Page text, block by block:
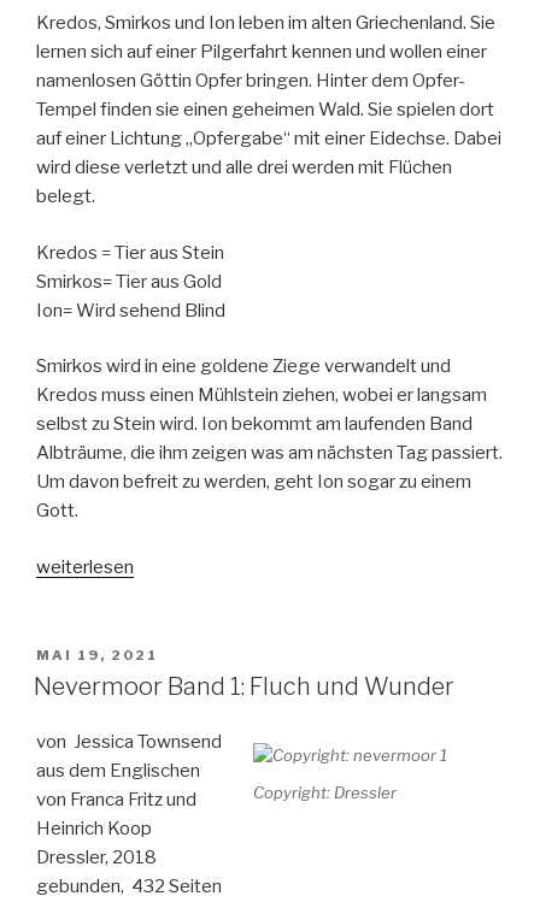
Kredos, Smirkos und Ion leben im alten Griechenland. Sie
lernen sich auf einer Pilgerfahrt kennen und wollen einer
namenlosen Göttin Opfer bringen. Hinter dem Opfer-
Tempel finden sie einen geheimen Wald. Sie spielen dort
auf einer Lichtung „Opfergabe“ mit einer Eidechse. Dabei
wird diese verletzt und alle drei werden mit Flüchen
belegt.
Kredos = Tier aus Stein
Smirkos= Tier aus Gold
Ion= Wird sehend Blind
Smirkos wird in eine goldene Ziege verwandelt und
Kredos muss einen Mühlstein ziehen, wobei er langsam
selbst zu Stein wird. Ion bekommt am laufenden Band
Albträume, die ihm zeigen was am nächsten Tag passiert.
Um davon befreit zu werden, geht Ion sogar zu einem
Gott.
„Tier
Tier
aus
weiterlesen
VERÖFFENTLICHT
AM
MAI 19, 2021
Nevermoor Band 1: Fluch und Wunder
Copyright: Dressler
von Jessica Townsend
aus dem Englischen
von Franca Fritz und
Heinrich Koop
Dressler, 2018
gebunden, 432 Seiten